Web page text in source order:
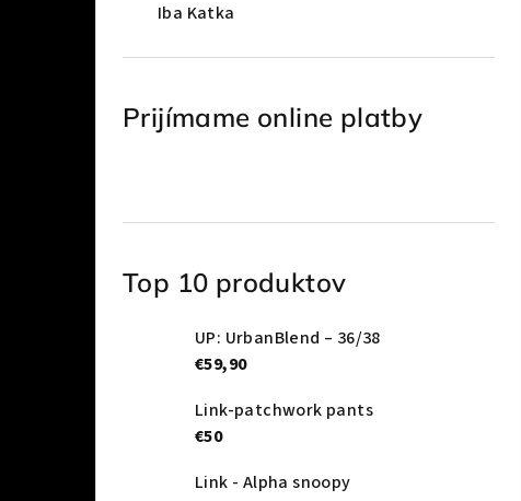
Iba Katka
Prijímame online platby
Top 10 produktov
UP: UrbanBlend – 36/38
€59,90
Link-patchwork pants
€50
Link - Alpha snoopy